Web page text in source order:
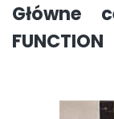
Główne
FUNCTION